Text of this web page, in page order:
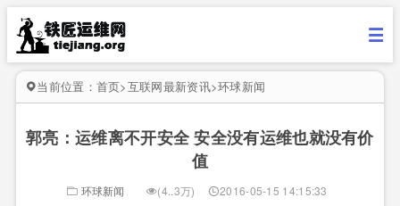
当前位置： 首页>互联网最新资讯>环球新闻
郭亮：运维离不开安全 安全没有运维也就没有价
值
环球新闻 (4..3万) 2016-05-15 14:15:33